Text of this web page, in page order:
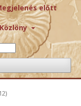
előtt